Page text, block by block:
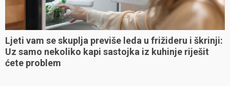
Ljeti vam se skuplja previše leda u frižideru i škrinji:
Uz samo nekoliko kapi sastojka iz kuhinje riješit
ćete problem